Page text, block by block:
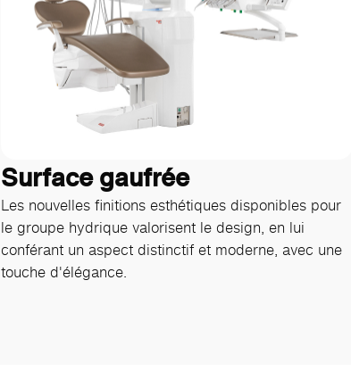
Surface gaufrée
Les nouvelles finitions esthétiques disponibles pour
le groupe hydrique valorisent le design, en lui
conférant un aspect distinctif et moderne, avec une
touche d'élégance.